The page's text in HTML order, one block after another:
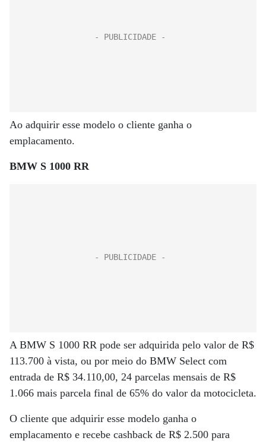
Ao adquirir esse modelo o cliente ganha o
emplacamento.
BMW S 1000 RR
A BMW S 1000 RR pode ser adquirida pelo valor de R$
113.700 à vista, ou por meio do BMW Select com
entrada de R$ 34.110,00, 24 parcelas mensais de R$
1.066 mais parcela final de 65% do valor da motocicleta.
O cliente que adquirir esse modelo ganha o
emplacamento e recebe cashback de R$ 2.500 para